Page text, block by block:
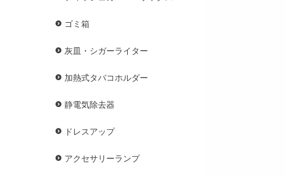
ゴミ箱
灰皿・シガーライター
加熱式タバコホルダー
静電気除去器
ドレスアップ
アクセサリーランプ